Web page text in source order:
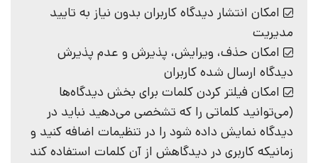
امکان انتشار دیدگاه کاربران بدون نیاز به تایید
مدیریت
امکان حذف، ویرایش، پذیرش و عدم پذیرش
دیدگاه ارسال شده کاربران
امکان فیلتر کردن کلمات برای بخش دیدگاه‌ها
(می‌توانید کلماتی را که تشخصی می‌دهید نباید در
دیدگاه نمایش داده شود را در تنظیمات اضافه کنید و
زمانیکه کاربری در دیدگاهش از آن کلمات استفاده کند